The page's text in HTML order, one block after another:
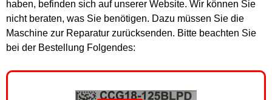
haben, befinden sich auf unserer Website. Wir können Sie
nicht beraten, was Sie benötigen. Dazu müssen Sie die
Maschine zur Reparatur zurücksenden. Bitte beachten Sie
bei der Bestellung Folgendes: